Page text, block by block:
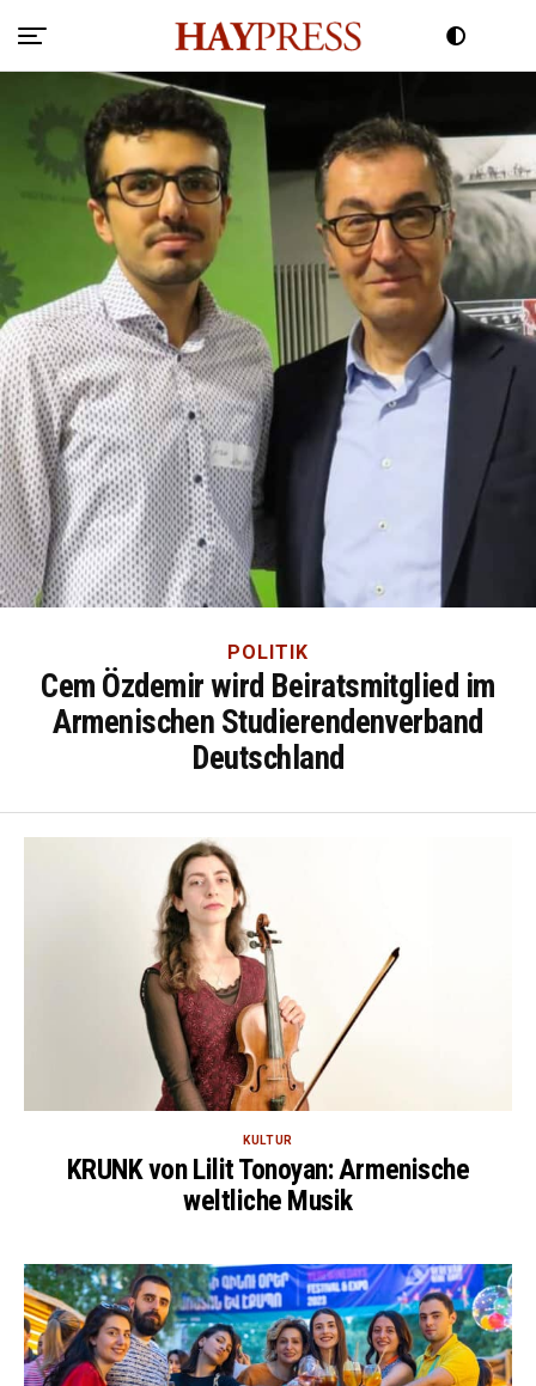
POLITIK
Cem Özdemir wird Beiratsmitglied im
Armenischen Studierendenverband
Deutschland
KULTUR
KRUNK von Lilit Tonoyan: Armenische
weltliche Musik